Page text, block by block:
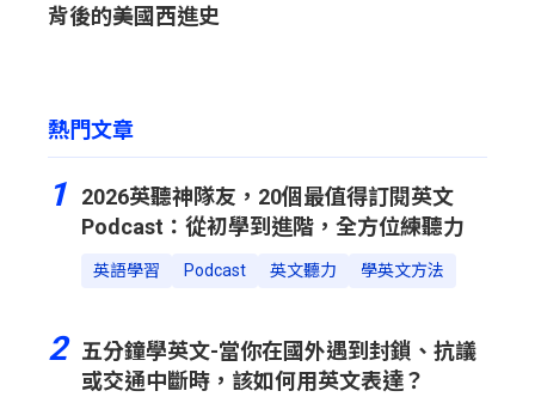
背後的美國西進史
熱門文章
1
2026英聽神隊友，20個最值得訂閱英文
Podcast：從初學到進階，全方位練聽力
英語學習 Podcast 英文聽力 學英文方法
2
五分鐘學英文-當你在國外遇到封鎖、抗議
或交通中斷時，該如何用英文表達？